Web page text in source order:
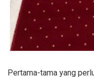
Pertama-tama yang